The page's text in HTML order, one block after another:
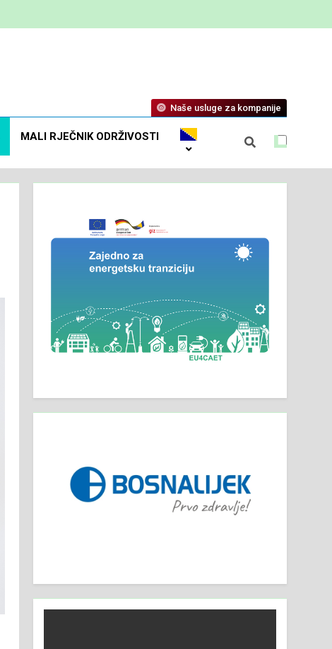
MALI RJEČNIK ODRŽIVOSTI
Naše usluge za kompanije